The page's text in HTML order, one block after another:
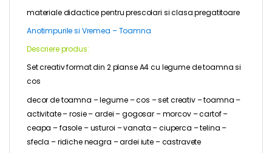
materiale didactice pentruprescolari si clasa pregatitoare
Anotimpurile si Vremea – Toamna
Descriere produs:
Set creativ format din 2 planse A4 cu legume de toamna si
cos
decor de toamna – legume – cos – set creativ – toamna –
activitate – rosie – ardei – gogosar – morcov – cartof –
ceapa – fasole – usturoi – vanata – ciuperca – telina –
sfecla – ridiche neagra – ardei iute – castravete